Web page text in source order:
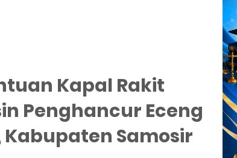
Kapal Rakit
Penghancur Eceng
Kabupaten Samosir